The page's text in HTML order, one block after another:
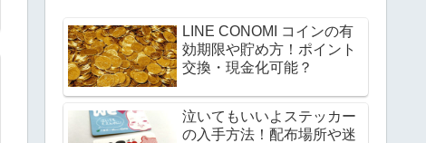
LINE CONOMI コインの有
効期限や貯め方！ポイント
交換・現金化可能？
泣いてもいいよステッカー
の入手方法！配布場所や迷